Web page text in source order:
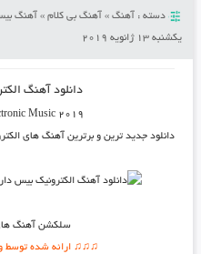
دسته : آهنگ» آهنگ بی کلام» آهنگ
یکشنبه 13 ژانویه 2019
دانلود آهنگ
Music 2019
دانلود جدید ترین و برترین آهنگ های
سلکشن آهنگ
♫♫♫ ارائه شده توسط